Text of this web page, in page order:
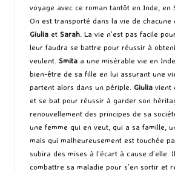
voyage avec ce roman tantôt en Inde, en
On est transporté dans la vie de chacune
Giulia et Sarah . La vie n’est pas facile
leur faudra se battre pour réussir à
veulent. Smita a une misérable vie en
bien-être de sa fille en lui assurant une
partent alors dans un périple. Giulia vient
et se bat pour réussir à garder son
renouvellement des principes de sa
une femme qui en veut, qui a sa famille,
mais qui malheureusement est touchée
subira des mises à l’écart à cause d’elle.
combattre sa maladie pour s’en sortir et